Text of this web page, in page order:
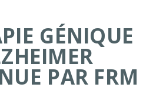
GÉNIQUE
PAR FRM